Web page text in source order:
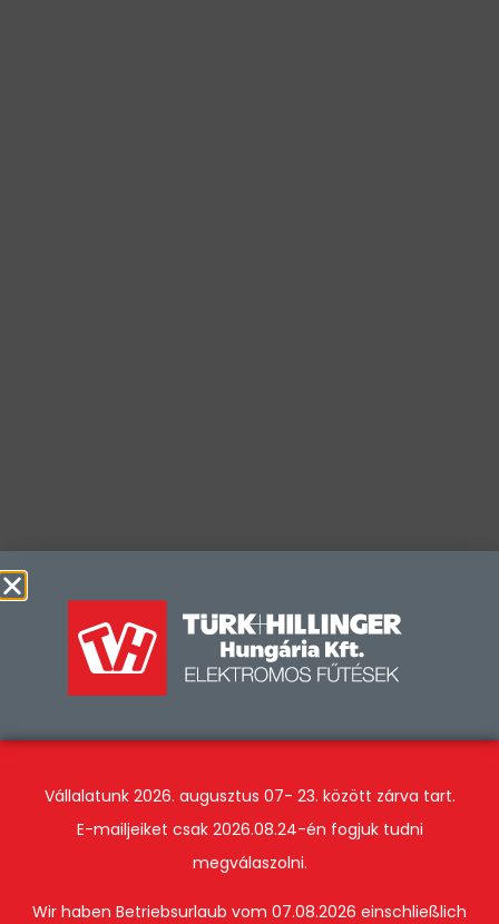
Vállalatunk 2026. augusztus 07- 23. között zárva tart.
E-mailjeiket csak 2026.08.24-én fogjuk tudni
megválaszolni.
Wir haben Betriebsurlaub vom 07.08.2026 einschließlich